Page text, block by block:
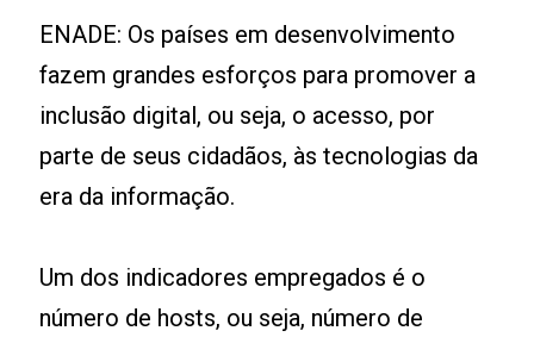
ENADE: Os países em desenvolvimento
fazem grandes esforços para promover a
inclusão digital, ou seja, o acesso, por
parte de seus cidadãos, às tecnologias da
era da informação.
Um dos indicadores empregados é o
número de hosts, ou seja, número de